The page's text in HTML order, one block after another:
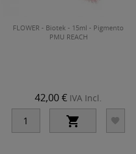
FLOWER - Biotek - 15ml - Pigmento
PMU REACH
42,00 € IVA Incl.
 